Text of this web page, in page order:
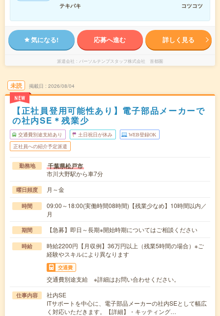
テキパキ
コツコツ
気になる! 応募へ進む 詳しく見る
派遣会社 パーソルテンプスタッフ株式会社 首都圏
未読
NEW
掲載日 2026/08/04
【正社員登用可能性あり】電子部品メーカーで
の社内SE＊残業少
交通費別途支給あり 土日祝日が休み WEB登録OK
正社員への紹介予定派遣
勤務地 千葉県松戸市
市川大野駅から車7分
曜日頻度 月～金
時間
09:00～18:00(実働時間08時間)【残業少なめ】10時間以内／
月
期間 【急募】即日～長期※開始時期についてはご相談ください
時給
時給2200円【月収例】36万円以上（残業5時間の場合）※ご
経験やスキルにより異なります
交通費
交通費別途支給 ※詳細はお問い合わせください。
仕事内容
社内SE
ITサポートを中心に、電子部品メーカーの社内SEとして幅広
く対応いただきます。【詳細】・キッティング…